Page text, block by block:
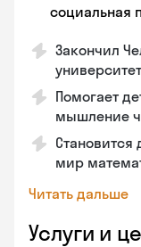
социальная
Закончил
Помогает
мышление
мир
Читать дальше
Услуги и